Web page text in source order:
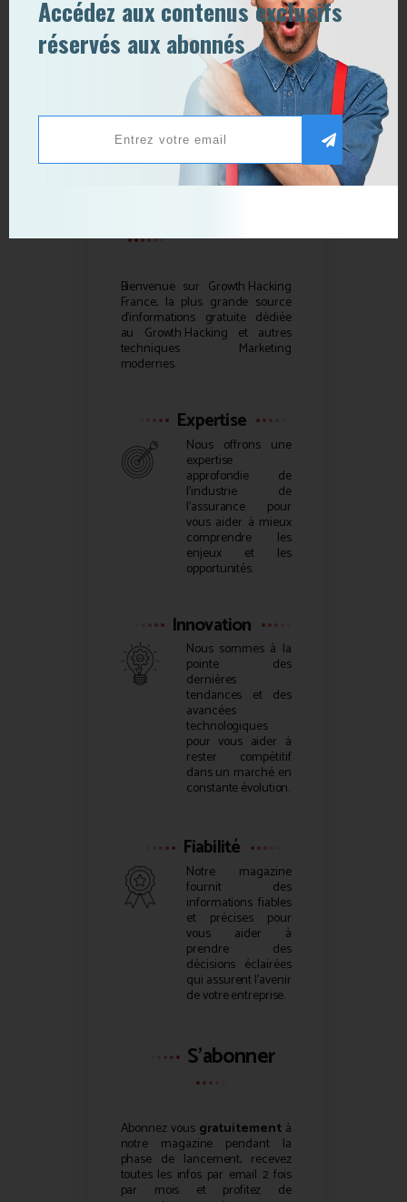
Bienvenue sur Growth Hacking
France, la plus grande source
d’informations gratuite dédiée
au Growth Hacking et autres
techniques Marketing
modernes.
Expertise
Nous offrons une
expertise
approfondie de
l’industrie de
l’assurance pour
vous aider à mieux
comprendre les
enjeux et les
opportunités.
Innovation
Nous sommes à la
pointe des
dernières
tendances et des
avancées
technologiques
pour vous aider à
rester compétitif
dans un marché en
constante évolution.
Fiabilité
Notre magazine
fournit des
informations fiables
et précises pour
vous aider à
prendre des
décisions éclairées
qui assurent l’avenir
de votre entreprise.
S'abonner
Abonnez vous gratuitementà
notre magazine pendant la
phase de lancement, recevez
toutes les infos par email 2 fois
par mois et profitez de
Accédez aux contenus exclusifs
réservés aux abonnés